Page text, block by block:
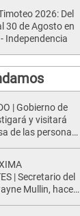
2026: Del
30 de Agosto en
Independencia
| Gobierno de
y visitará
de las personas
| Secretario del
Mullin, hace